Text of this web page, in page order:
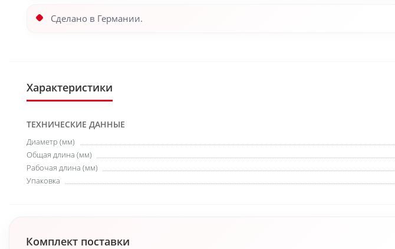
Сделано в Германии.
Характеристики
ТЕХНИЧЕСКИЕ ДАННЫЕ
Диаметр (мм)
Общая длина (мм)
Рабочая длина (мм)
Упаковка
Комплект поставки